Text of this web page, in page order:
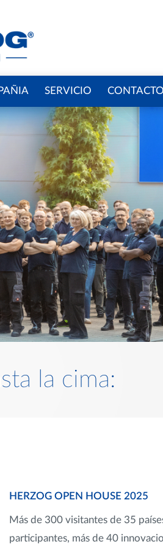
SERVICIO CONTACTO
la cima:
HERZOG OPEN HOUSE 2025
Más de 300 visitantes de 35
participantes, más de 40